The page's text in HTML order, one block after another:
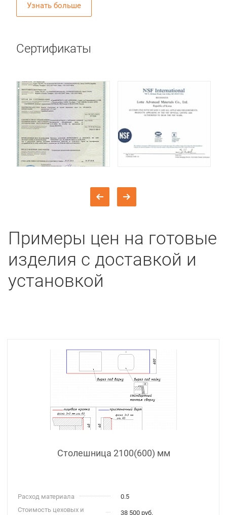
Узнать больше
Сертификаты
Примеры цен на готовые
изделия с доставкой и
установкой
Столешница 2100(600) мм
Расход материала
0.5
Стоимость цеховых и
38 500 руб.